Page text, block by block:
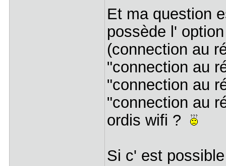
Et ma question
possède l'
(connection au
"connection au
"connection au
"connection au
ordis wifi ?
Si c' est